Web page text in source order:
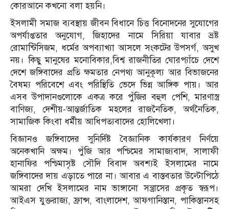
কোরআনে কখনো বলা হয়নি।
ইসলামী সমাজ ব্যবস্থায় জীবন বিধানে চিত্ত বিনোদনের সুযোগের
অপর্যাপ্ততার অনুযোগ, জিহাদের নামে সিরিয়া যাবার ভ্রষ্ট
রোমান্টিসিজম, ধর্মের অপব্যাখ্যা আসলে সংকটের উপসর্গ, অসুখ
নয়। কিছু মানুষের মনোবিকার,বিশ্ব রাজনীতির ঘোরপ্যাঁচে দেশে
দেশে জঙ্গিবাদের প্রতি ক্ষমতার নেপথ্য আনুকূল্য আর বিভাজনের
বৈষম্য পরিবেশে এবং পরিস্থিতি ভেদে ভিন্ন আঙ্গিক পায়। আর
এসব উপাদানগুলোকে একত্র করে পুঁজির বহুল পেশি, মারণাস্ত্র
বাণিজ্য, দেশীয়-আন্তর্জাতিক মহলের রাজনৈতিক, অর্থনৈতিক,
সামাজিক কিংবা ধর্মীয় আধিপত্যবাদের হোলিখেলা।
বিজ্ঞানও জঙ্গিবাদের সুনির্দিষ্ট বৈজ্ঞানিক কার্যকারণ নির্ণয়ে
অনেকখানি অক্ষম। পুঁজি আর পশ্চিমের সামাজ্যবাদ, সালাফী
হানাফির পশ্চিমাসৃষ্ট সৌদি বিবাদ অবশ্যই ইসলামের নামে
জঙ্গিবাদের দায় এড়াতে পারে না। আবার এ বাস্তবতার উল্টোপিঠে
আমরা দেখি ইসলামের নাম ভাঙ্গানো সন্ত্রাসের প্রকৃত স্বরূপ।
আইএস যুক্তরাজ্য, ফ্রান্স, বাংলাদেশ, আফগানিস্তান, পাকিস্তানসহ